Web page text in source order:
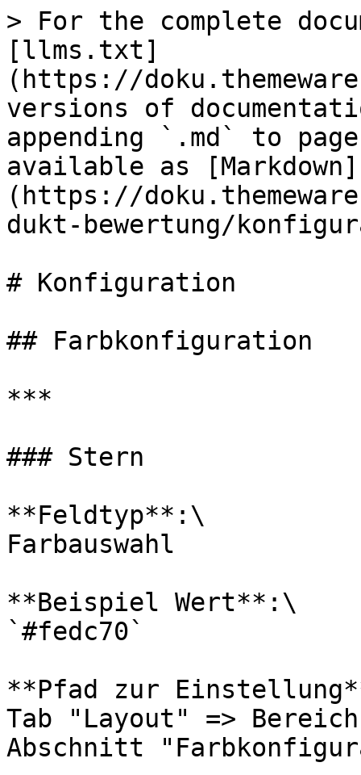
> For the complete
[llms.txt]
(https://
versions of
appending `.md` to
available as [Markdown]
(https://
dukt-bewertung/
# Konfiguration
## Farbkonfiguration
***
### Stern
**Feldtyp**:\
Farbauswahl
**Beispiel Wert**:\
`#fedc70`
**Pfad zur
Tab "Layout" =>
Abschnitt